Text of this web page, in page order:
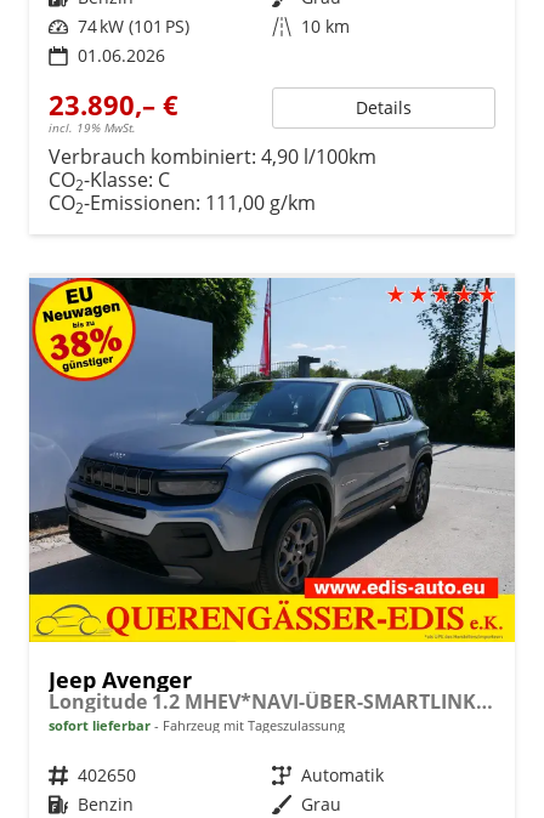
Leistung 74 kW (101 PS) Kilometerstand 10 km
01.06.2026
23.890,– €
incl. 19% MwSt.
Details
Verbrauch kombiniert: 4,90 l/100km
CO2-Klasse: C
CO2-Emissionen: 111,00 g/km
Jeep Avenger
Longitude 1.2 MHEV*NAVI-ÜBER-SMARTLINK*LED*PDC*TEMPOMAT*KLIMA*KEYLESS-GO
sofort lieferbar Fahrzeug mit Tageszulassung
Fahrzeugnr. 402650 Getriebe Automatik
Kraftstoff Benzin Außenfarbe Grau